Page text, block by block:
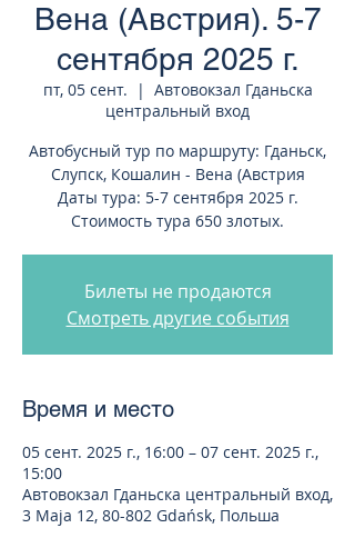
Вена (Австрия). 5-7
сентября 2025 г.
пт, 05 сент.
  |
Автовокзал Гданьска
центральный вход
Автобусный тур по маршруту: Гданьск,
Слупск, Кошалин - Вена (Австрия
Даты тура: 5-7 сентября 2025 г.
Стоимость тура 650 злотых.
Билеты не продаются
Смотреть другие события
Время и место
05 сент. 2025 г., 16:00 – 07 сент. 2025 г.,
15:00
Автовокзал Гданьска центральный вход,
3 Maja 12, 80-802 Gdańsk, Польша